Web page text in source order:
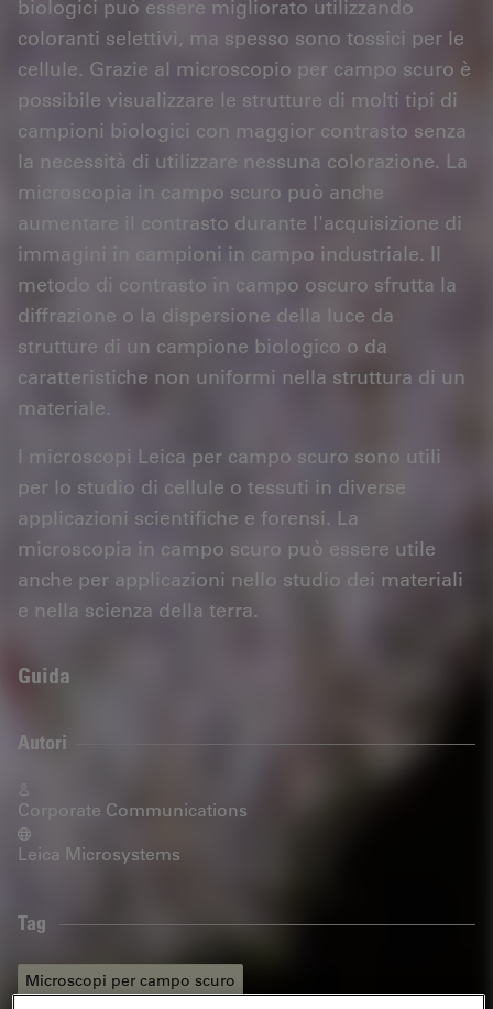
biologici può essere migliorato utilizzando
coloranti selettivi, ma spesso sono tossici per le
cellule. Grazie al microscopio per campo scuro è
possibile visualizzare le strutture di molti tipi di
campioni biologici con maggior contrasto senza
la necessità di utilizzare nessuna colorazione. La
microscopia in campo scuro può anche
aumentare il contrasto durante l'acquisizione di
immagini in campioni in campo industriale. Il
metodo di contrasto in campo oscuro sfrutta la
diffrazione o la dispersione della luce da
strutture di un campione biologico o da
caratteristiche non uniformi nella struttura di un
materiale.
I microscopi Leica per campo scuro sono utili
per lo studio di cellule o tessuti in diverse
applicazioni scientifiche e forensi. La
microscopia in campo scuro può essere utile
anche per applicazioni nello studio dei materiali
e nella scienza della terra.
Guida
Autori
Corporate Communications
Leica Microsystems
Tag
Microscopi per campo scuro